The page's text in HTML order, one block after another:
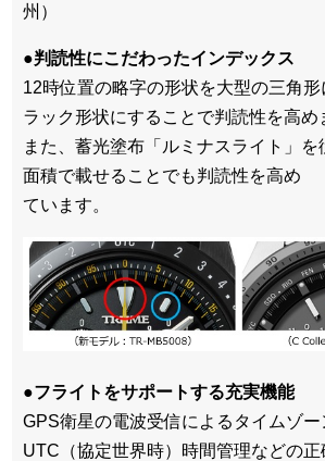
州）
●判読性にこだわったインデックス
12時位置の略字の形状を大型の三角形
ラック形状にすることで判読性を高め
また、蓄光塗布「ルミナスライト」を
面積で載せることでも判読性を高め
ています。
●フライトをサポートする充実機能
GPS衛星の電波受信によるタイムゾー
UTC（協定世界時）時間管理などの